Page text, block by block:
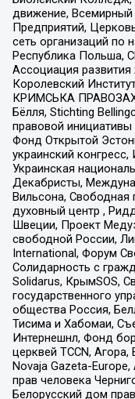
движение, Всемирный
Предприятий,
сеть организаций
Республика
Ассоциация
Королевский
КРИМСЬКА
Бёлля, Stichting
правовой
Фонд Открытой
украинский
Украинская
Декабристы,
Вильсона, Свободная
духовный центр ,
Швеции, Проект
свободной России,
International, Форум
Солидарность с
Solidarus, КрымSOS,
государственного
общества Россия,
Тисима и Хабомаи,
Интернешнл, Фонд
церквей TCCN,
Novaja Gazeta-
прав человека
Белорусский дом